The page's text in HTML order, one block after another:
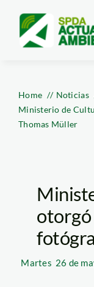
content
Home
Noticias
Ministerio de
Thomas Müller
otorgó
Martes 26 de